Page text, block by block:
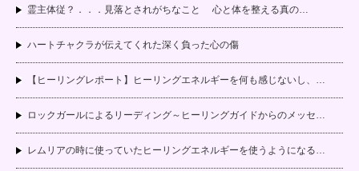
霊主体従？．．．見落とされがちなこと 心と体を整える真の…
ハートチャクラが伝えてくれた深く負った心の傷
【ヒーリングレポート】ヒーリングエネルギーを何も感じないし、…
ロックガールによるリーディング～ヒーリングガイドからのメッセ…
レムリアの時に使っていたヒーリングエネルギーを使うようになる…